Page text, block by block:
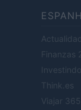
Actualidad
Finanzas
Think.es
Viajar 365